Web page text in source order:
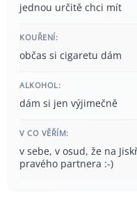
jednou určitě chci mít
KOUŘENÍ:
občas si cigaretu dám
ALKOHOL:
dám si jen výjimečně
V CO VĚŘÍM:
v sebe, v osud, že na
pravého partnera :-)